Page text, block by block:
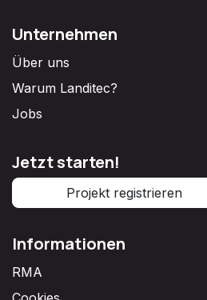
Unternehmen
Über uns
Warum Landitec?
Jobs
Jetzt starten!
Projekt registrieren
Informationen
RMA